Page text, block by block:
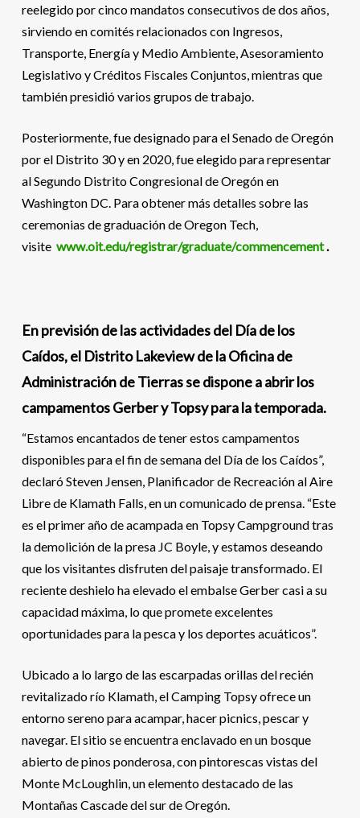
reelegido por cinco mandatos consecutivos de dos años,
sirviendo en comités relacionados con Ingresos,
Transporte, Energía y Medio Ambiente, Asesoramiento
Legislativo y Créditos Fiscales Conjuntos, mientras que
también presidió varios grupos de trabajo.
Posteriormente, fue designado para el Senado de Oregón
por el Distrito 30 y en 2020, fue elegido para representar
al Segundo Distrito Congresional de Oregón en
Washington DC. Para obtener más detalles sobre las
ceremonias de graduación de Oregon Tech,
visite www.oit.edu/registrar/graduate/commencement.
En previsión de las actividades del Día de los
Caídos, el Distrito Lakeview de la Oficina de
Administración de Tierras se dispone a abrir los
campamentos Gerber y Topsy para la temporada.
“Estamos encantados de tener estos campamentos
disponibles para el fin de semana del Día de los Caídos”,
declaró Steven Jensen, Planificador de Recreación al Aire
Libre de Klamath Falls, en un comunicado de prensa. “Este
es el primer año de acampada en Topsy Campground tras
la demolición de la presa JC Boyle, y estamos deseando
que los visitantes disfruten del paisaje transformado. El
reciente deshielo ha elevado el embalse Gerber casi a su
capacidad máxima, lo que promete excelentes
oportunidades para la pesca y los deportes acuáticos”.
Ubicado a lo largo de las escarpadas orillas del recién
revitalizado río Klamath, el Camping Topsy ofrece un
entorno sereno para acampar, hacer picnics, pescar y
navegar. El sitio se encuentra enclavado en un bosque
abierto de pinos ponderosa, con pintorescas vistas del
Monte McLoughlin, un elemento destacado de las
Montañas Cascade del sur de Oregón.